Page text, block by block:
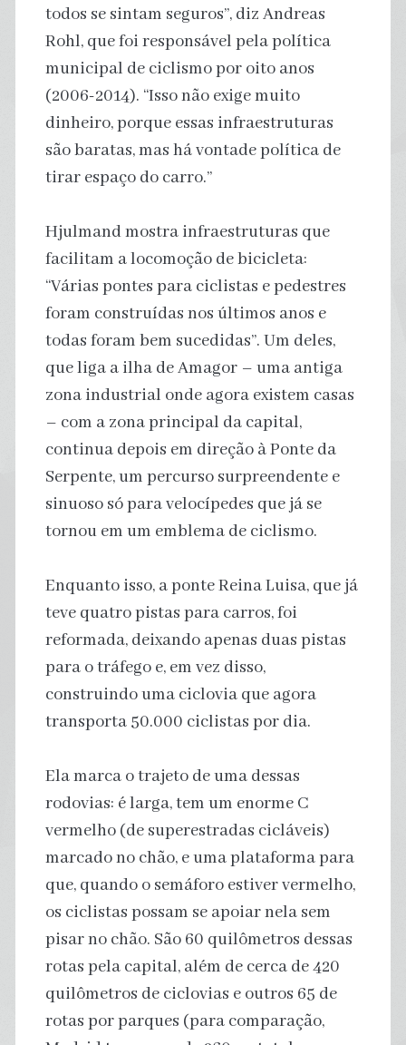
todos se sintam seguros”, diz Andreas
Rohl, que foi responsável pela política
municipal de ciclismo por oito anos
(2006-2014). “Isso não exige muito
dinheiro, porque essas infraestruturas
são baratas, mas há vontade política de
tirar espaço do carro.”
Hjulmand mostra infraestruturas que
facilitam a locomoção de bicicleta:
“Várias pontes para ciclistas e pedestres
foram construídas nos últimos anos e
todas foram bem sucedidas”. Um deles,
que liga a ilha de Amagor – uma antiga
zona industrial onde agora existem casas
– com a zona principal da capital,
continua depois em direção à Ponte da
Serpente, um percurso surpreendente e
sinuoso só para velocípedes que já se
tornou em um emblema de ciclismo.
Enquanto isso, a ponte Reina Luisa, que já
teve quatro pistas para carros, foi
reformada, deixando apenas duas pistas
para o tráfego e, em vez disso,
construindo uma ciclovia que agora
transporta 50.000 ciclistas por dia.
Ela marca o trajeto de uma dessas
rodovias: é larga, tem um enorme C
vermelho (de superestradas cicláveis)
marcado no chão, e uma plataforma para
que, quando o semáforo estiver vermelho,
os ciclistas possam se apoiar nela sem
pisar no chão. São 60 quilômetros dessas
rotas pela capital, além de cerca de 420
quilômetros de ciclovias e outros 65 de
rotas por parques (para comparação,